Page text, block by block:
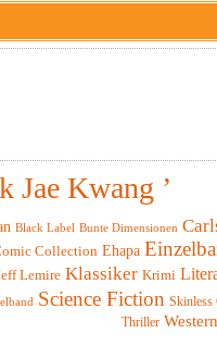
Jae Kwang ’
Black Label Bunte Dimensionen
Collection Ehapa
Lemire Klassiker Krimi
Science Fiction Skinless
Thriller Western